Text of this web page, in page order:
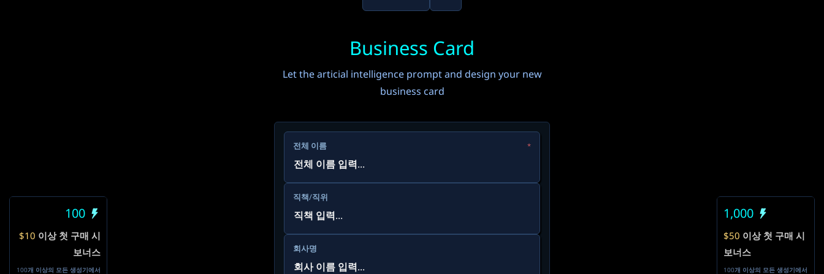
Business Card
Let the articial intelligence prompt and design your new
business card
전체 이름 *
직책/직위
회사명
1,000
$50 이상 첫 구매 시
보너스
100개 이상의 모든 생성기에서
100
$10 이상 첫 구매 시
보너스
100개 이상의 모든 생성기에서